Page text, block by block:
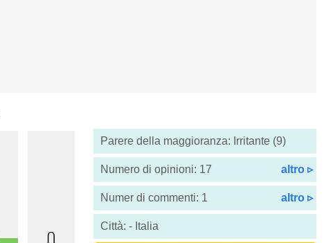
Parere della maggioranza: Irritante (9)
Numero di opinioni: 17 altro ▹
Numer di commenti: 1 altro ▹
Città: - Italia